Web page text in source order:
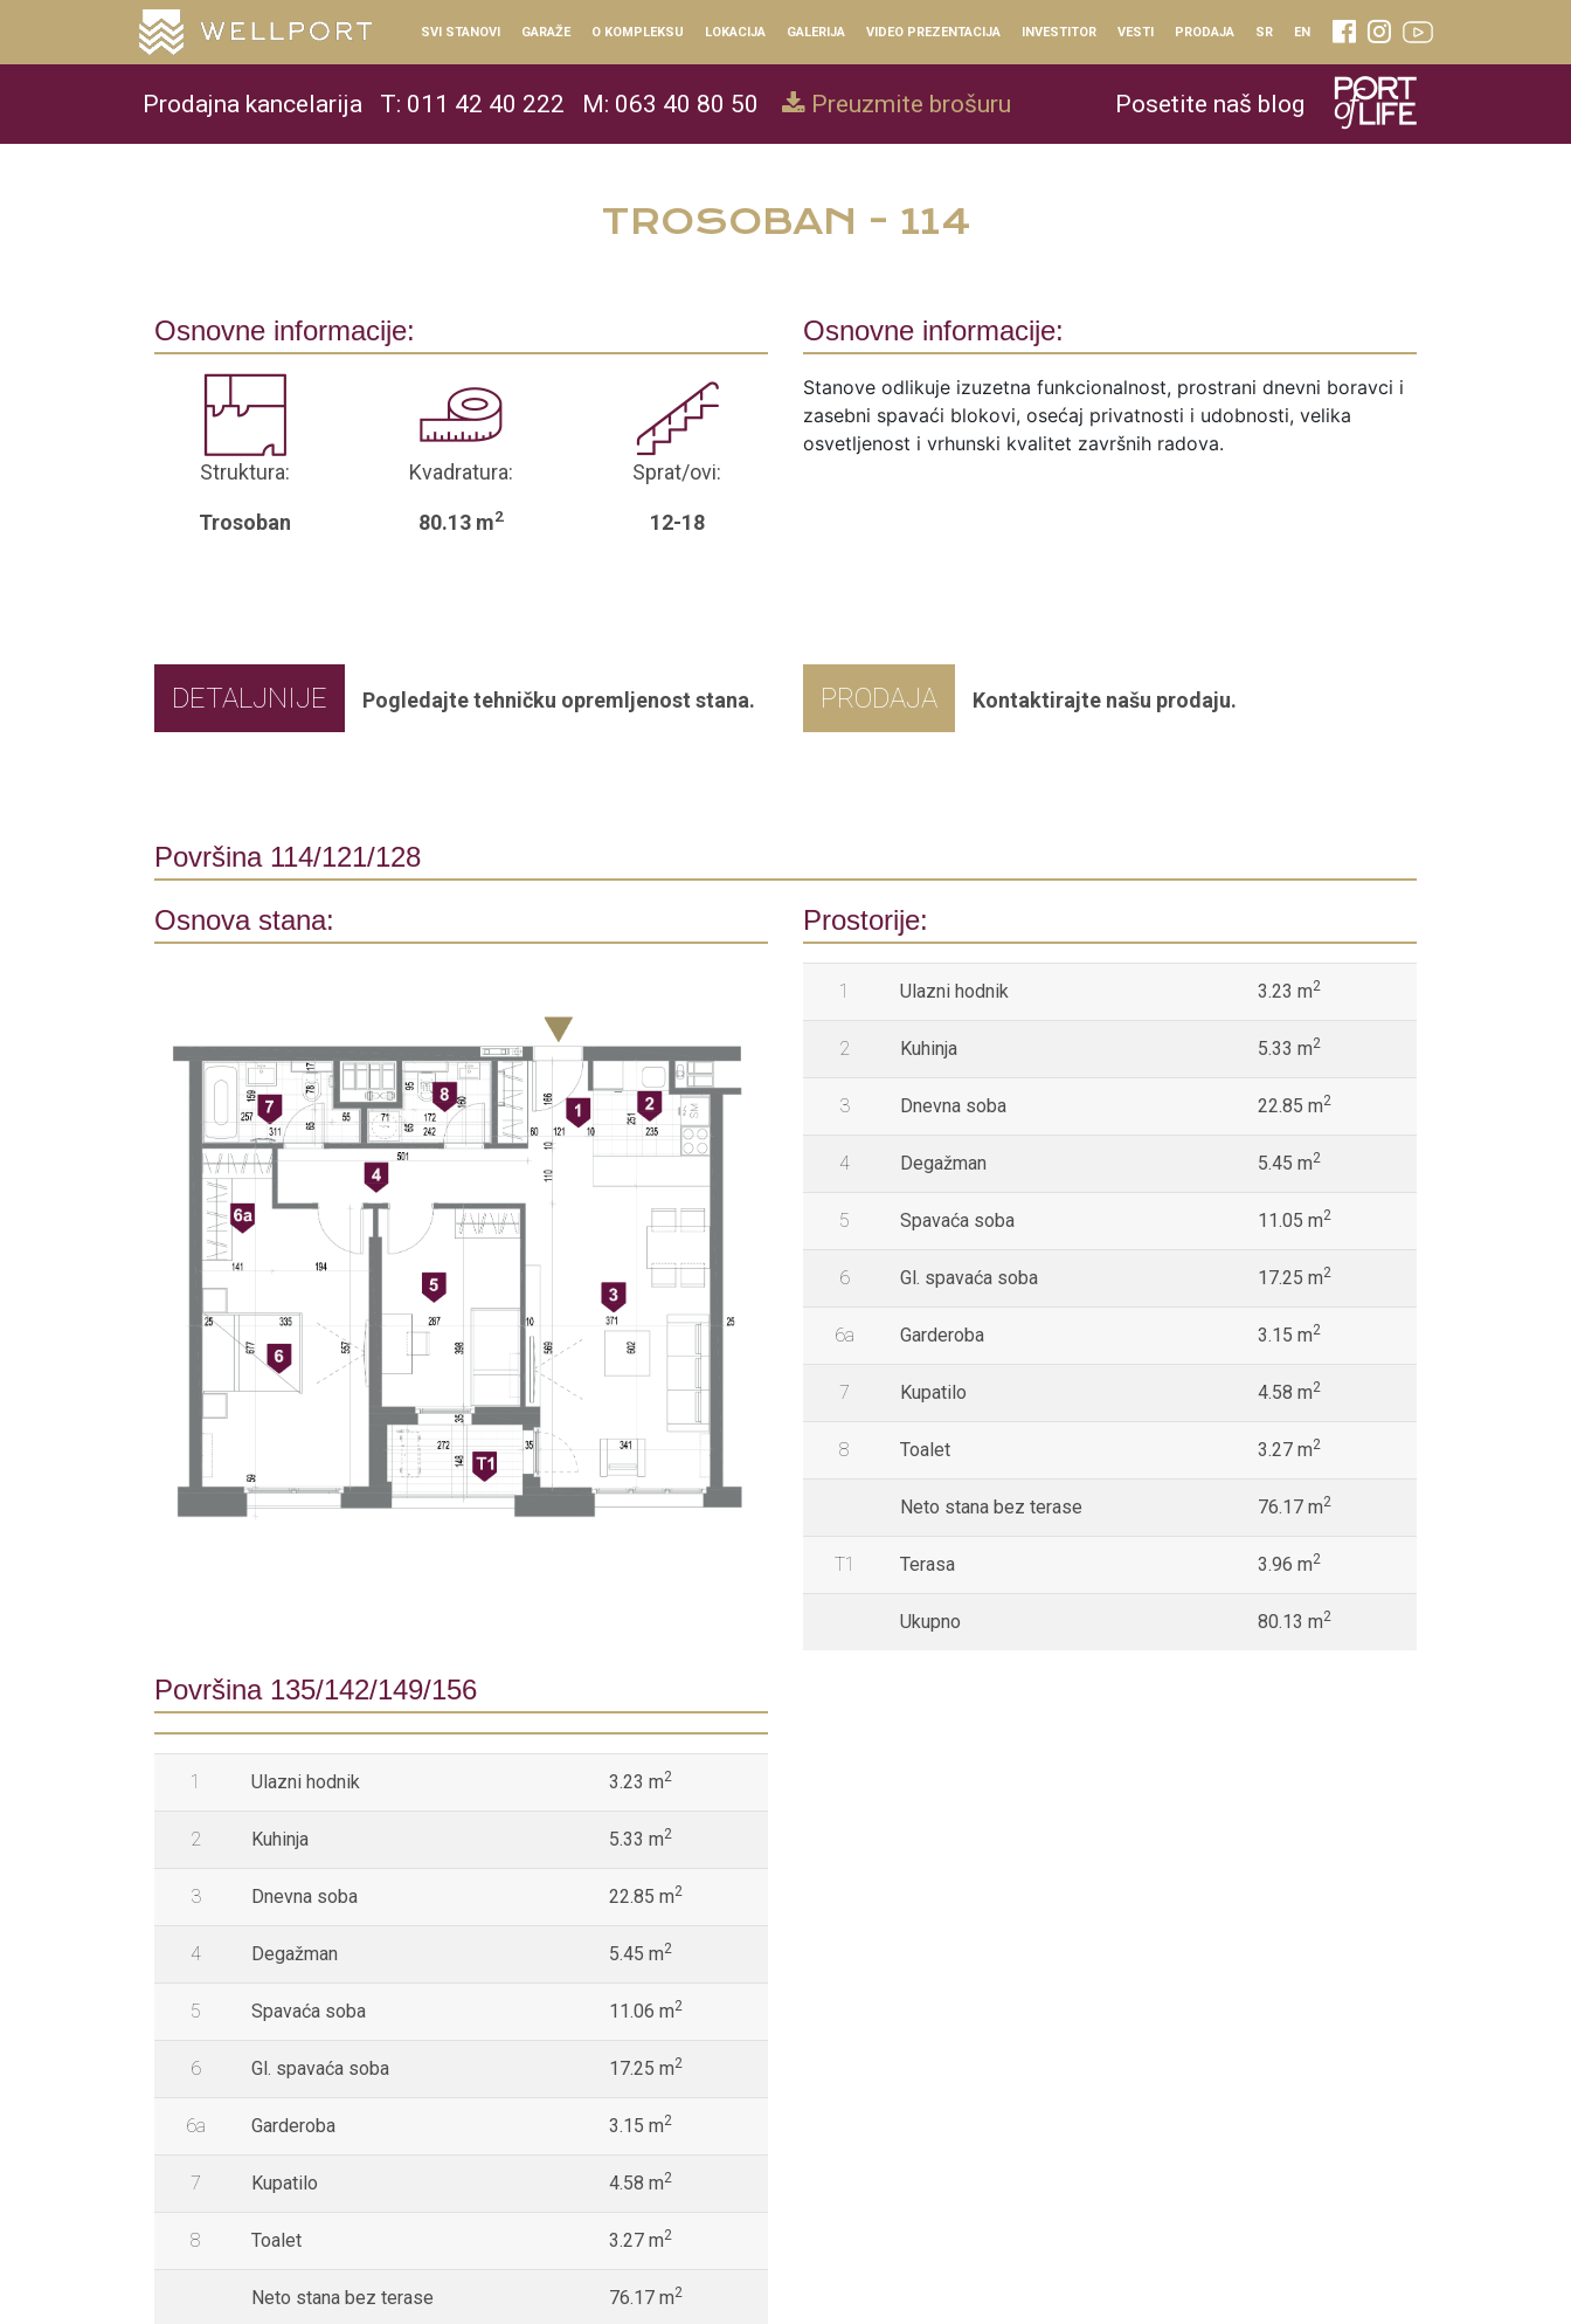
SVI STANOVI GARAŽE O KOMPLEKSU LOKACIJA GALERIJA VIDEO PREZENTACIJA INVESTITOR VESTI PRODAJA SR EN
Prodajna kancelarija T: 011 42 40 222 M: 063 40 80 50 Preuzmite brošuru Posetite naš blog
TROSOBAN - 114
Osnovne informacije:
Struktura:
Trosoban
Kvadratura:
80.13 m2
Sprat/ovi:
12-18
DETALJNIJE Pogledajte tehničku opremljenost stana.
Osnovne informacije:
Stanove odlikuje izuzetna funkcionalnost, prostrani dnevni boravci i
zasebni spavaći blokovi, osećaj privatnosti i udobnosti, velika
osvetljenost i vrhunski kvalitet završnih radova.
PRODAJA Kontaktirajte našu prodaju.
Površina 114/121/128
Osnova stana:
Prostorije:
1 Ulazni hodnik 3.23 m2
2 Kuhinja 5.33 m2
3 Dnevna soba 22.85 m2
4 Degažman 5.45 m2
5 Spavaća soba 11.05 m2
6 Gl. spavaća soba 17.25 m2
6a Garderoba 3.15 m2
7 Kupatilo 4.58 m2
8 Toalet 3.27 m2
Neto stana bez terase 76.17 m2
T1 Terasa 3.96 m2
Ukupno 80.13 m2
Površina 135/142/149/156
1 Ulazni hodnik 3.23 m2
2 Kuhinja 5.33 m2
3 Dnevna soba 22.85 m2
4 Degažman 5.45 m2
5 Spavaća soba 11.06 m2
6 Gl. spavaća soba 17.25 m2
6a Garderoba 3.15 m2
7 Kupatilo 4.58 m2
8 Toalet 3.27 m2
Neto stana bez terase 76.17 m2